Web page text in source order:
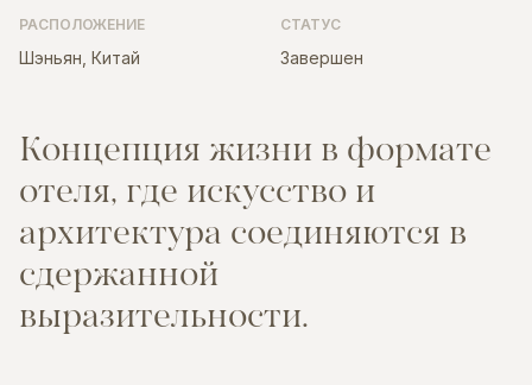
РАСПОЛОЖЕНИЕ
Шэньян, Китай
СТАТУС
Завершен
Концепция жизни в формате
отеля, где искусство и
архитектура соединяются в
сдержанной
выразительности.